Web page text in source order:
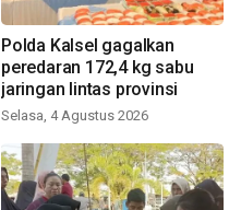
Polda Kalsel gagalkan
peredaran 172,4 kg sabu
jaringan lintas provinsi
Selasa, 4 Agustus 2026